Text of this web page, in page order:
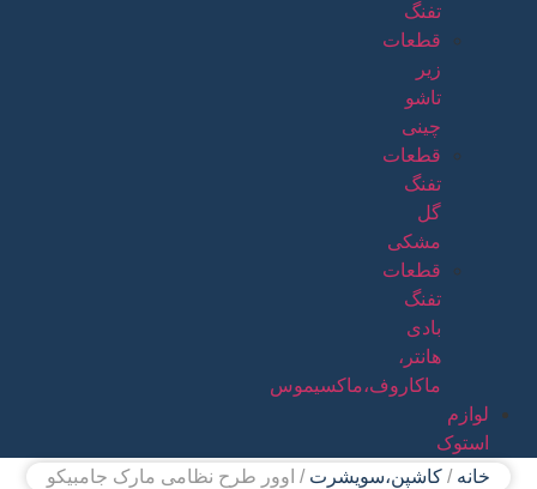
تفنگ
قطعات
زیر
تاشو
چینی
قطعات
تفنگ
گل
مشکی
قطعات
تفنگ
بادی
هانتر،
ماکاروف،ماکسیموس
لوازم
استوک
خانه / کاشپن،سویشرت / اوور طرح نظامی مارک جامبیکو